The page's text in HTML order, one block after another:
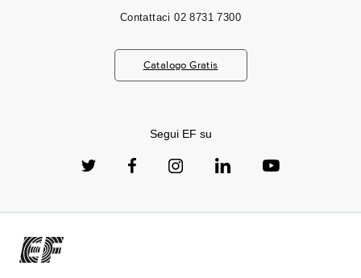
Contattaci 02 8731 7300
Catalogo Gratis
Segui EF su